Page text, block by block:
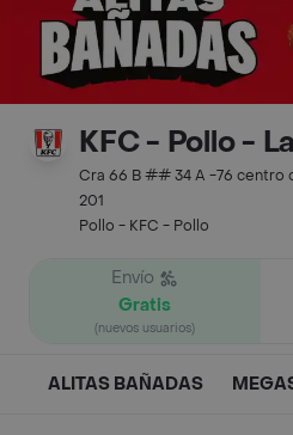
KFC - Pollo -
Cra 66 B ## 34 A -76 centro
201
Pollo - KFC - Pollo
Envío
Gratis
(nuevos usuarios)
ALITAS BAÑADAS